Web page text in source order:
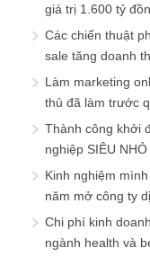
giá trị 1.600 tỷ
Các chiến thuật
sale tăng doanh
Làm marketing
thủ đã làm trước
Thành công khởi
nghiệp SIÊU NHỎ
Kinh nghiệm
năm mở công ty
Chi phí kinh
ngành health và